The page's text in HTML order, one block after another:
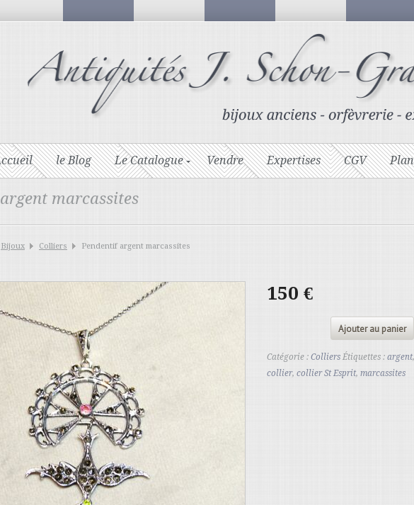
le Blog Le Catalogue Vendre Expertises CGV Plan
marcassites
Bijoux Colliers Pendentif argent marcassites
150 €
Ajouter au panier
Catégorie : Colliers Étiquettes : argent,
collier, collier St Esprit, marcassites